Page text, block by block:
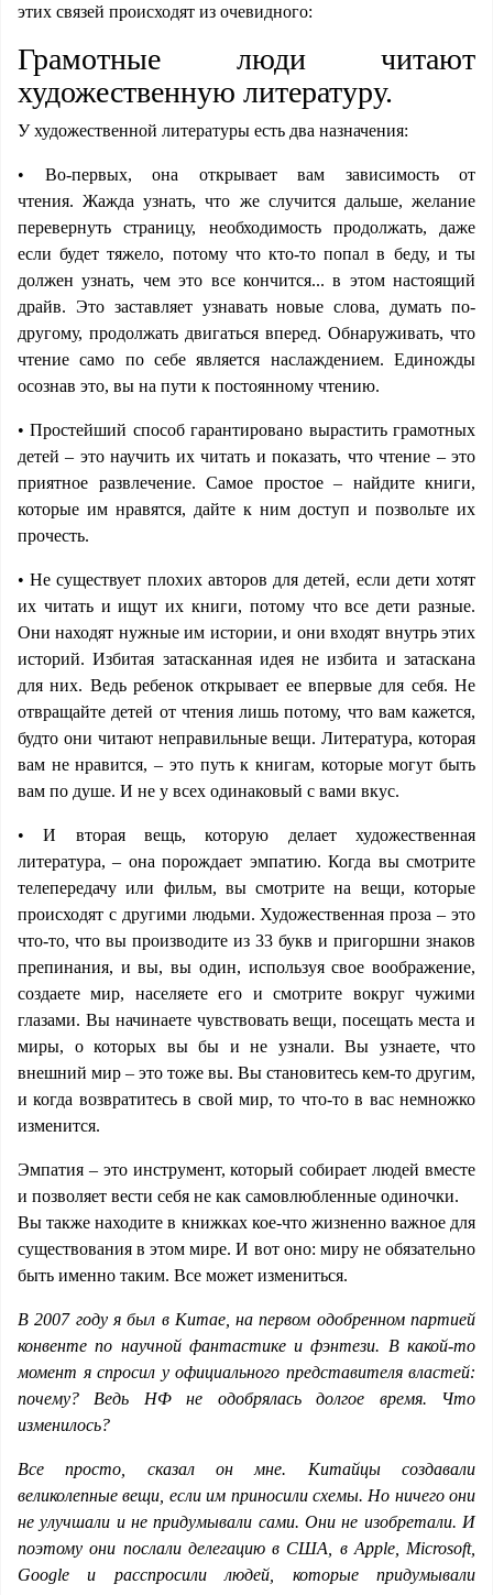
этих связей происходят из очевидного:
Грамотные люди читают
художественную литературу.
У художественной литературы есть два назначения:
• Во-первых, она открывает вам зависимость от
чтения. Жажда узнать, что же случится дальше, желание
перевернуть страницу, необходимость продолжать, даже
если будет тяжело, потому что кто-то попал в беду, и ты
должен узнать, чем это все кончится... в этом настоящий
драйв. Это заставляет узнавать новые слова, думать по-
другому, продолжать двигаться вперед. Обнаруживать, что
чтение само по себе является наслаждением. Единожды
осознав это, вы на пути к постоянному чтению.
• Простейший способ гарантировано вырастить грамотных
детей – это научить их читать и показать, что чтение – это
приятное развлечение. Самое простое – найдите книги,
которые им нравятся, дайте к ним доступ и позвольте их
прочесть.
• Не существует плохих авторов для детей, если дети хотят
их читать и ищут их книги, потому что все дети разные.
Они находят нужные им истории, и они входят внутрь этих
историй. Избитая затасканная идея не избита и затаскана
для них. Ведь ребенок открывает ее впервые для себя. Не
отвращайте детей от чтения лишь потому, что вам кажется,
будто они читают неправильные вещи. Литература, которая
вам не нравится, – это путь к книгам, которые могут быть
вам по душе. И не у всех одинаковый с вами вкус.
• И вторая вещь, которую делает художественная
литература, – она порождает эмпатию. Когда вы смотрите
телепередачу или фильм, вы смотрите на вещи, которые
происходят с другими людьми. Художественная проза – это
что-то, что вы производите из 33 букв и пригоршни знаков
препинания, и вы, вы один, используя свое воображение,
создаете мир, населяете его и смотрите вокруг чужими
глазами. Вы начинаете чувствовать вещи, посещать места и
миры, о которых вы бы и не узнали. Вы узнаете, что
внешний мир – это тоже вы. Вы становитесь кем-то другим,
и когда возвратитесь в свой мир, то что-то в вас немножко
изменится.
Эмпатия – это инструмент, который собирает людей вместе
и позволяет вести себя не как самовлюбленные одиночки.
Вы также находите в книжках кое-что жизненно важное для
существования в этом мире. И вот оно: миру не обязательно
быть именно таким. Все может измениться.
В 2007 году я был в Китае, на первом одобренном партией
конвенте по научной фантастике и фэнтези. В какой-то
момент я спросил у официального представителя властей:
почему? Ведь НФ не одобрялась долгое время. Что
изменилось?
Все просто, сказал он мне. Китайцы создавали
великолепные вещи, если им приносили схемы. Но ничего они
не улучшали и не придумывали сами. Они не изобретали. И
поэтому они послали делегацию в США, в Apple, Microsoft,
Google и расспросили людей, которые придумывали